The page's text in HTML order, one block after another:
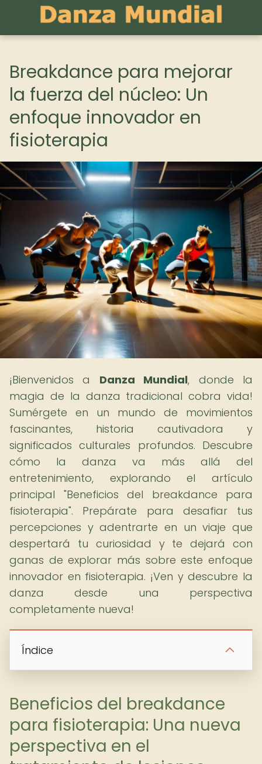
Breakdance para mejorar
la fuerza del núcleo: Un
enfoque innovador en
fisioterapia
¡Bienvenidos a Danza Mundial, donde la
magia de la danza tradicional cobra vida!
Sumérgete en un mundo de movimientos
fascinantes, historia cautivadora y
significados culturales profundos. Descubre
cómo la danza va más allá del
entretenimiento, explorando el artículo
principal "Beneficios del breakdance para
fisioterapia". Prepárate para desafiar tus
percepciones y adentrarte en un viaje que
despertará tu curiosidad y te dejará con
ganas de explorar más sobre este enfoque
innovador en fisioterapia. ¡Ven y descubre la
danza desde una perspectiva
completamente nueva!
Índice
Beneficios del breakdance
para fisioterapia: Una nueva
perspectiva en el